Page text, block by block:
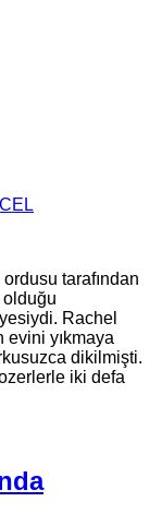
tarafından
olduğu
Rachel
evini yıkmaya
dikilmişti.
iki defa